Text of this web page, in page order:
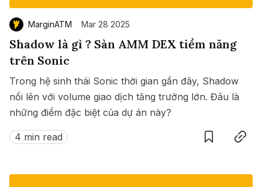
MarginATM Mar 28 2025
Shadow là gì ? Sàn AMM DEX tiềm năng
trên Sonic
Trong hệ sinh thái Sonic thời gian gần đây, Shadow
nổi lên với volume giao dịch tăng trưởng lớn. Đâu là
những điểm đặc biệt của dự án này?
4 min read